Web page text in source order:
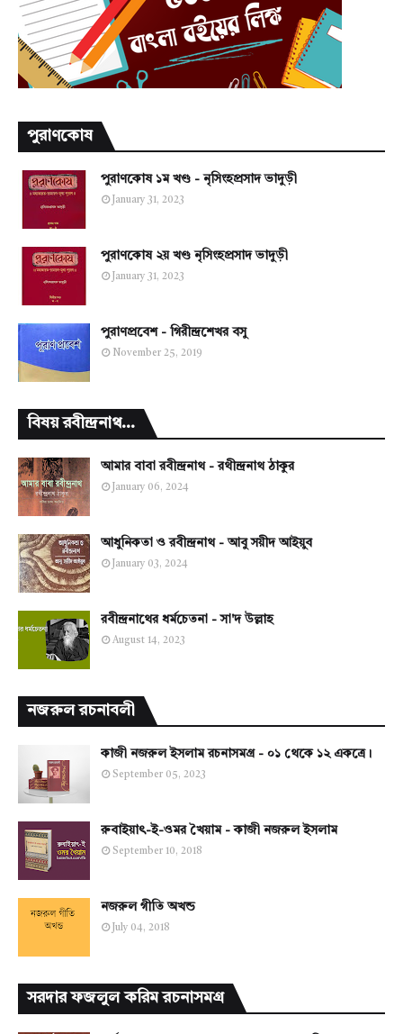
পুরাণকোষ
পুরাণকোষ ১ম খণ্ড - নৃসিংহপ্রসাদ ভাদুড়ী
January 31, 2023
পুরাণকোষ ২য় খণ্ড নৃসিংহপ্রসাদ ভাদুড়ী
January 31, 2023
পুরাণপ্রবেশ - গিরীন্দ্রশেখর বসু
November 25, 2019
বিষয় রবীন্দ্রনাথ...
আমার বাবা রবীন্দ্রনাথ - রথীন্দ্রনাথ ঠাকুর
January 06, 2024
আধুনিকতা ও রবীন্দ্রনাথ - আবু সয়ীদ আইয়ুব
January 03, 2024
রবীন্দ্রনাথের ধর্মচেতনা - সা'দ উল্লাহ
August 14, 2023
নজরুল রচনাবলী
কাজী নজরুল ইসলাম রচনাসমগ্র - ০১ থেকে ১২ একত্রে।
September 05, 2023
রুবাইয়াৎ-ই-ওমর খৈয়াম - কাজী নজরুল ইসলাম
September 10, 2018
নজরুল গীতি অখন্ড
July 04, 2018
সরদার ফজলুল করিম রচনাসমগ্র